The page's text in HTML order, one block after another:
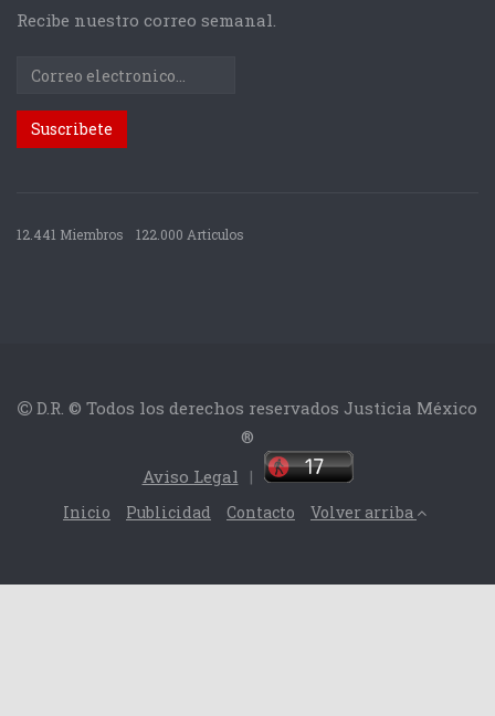
Recibe nuestro correo semanal.
12.441 Miembros 122.000 Articulos
D.R. © Todos los derechos reservados Justicia México
®
Aviso Legal |
Inicio Publicidad Contacto Volver arriba